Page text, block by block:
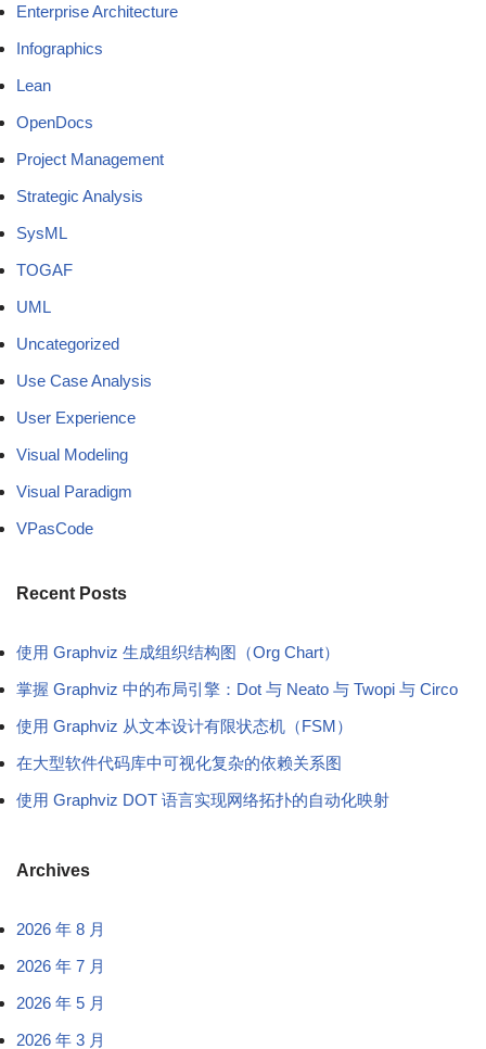
Enterprise Architecture
Infographics
Lean
OpenDocs
Project Management
Strategic Analysis
SysML
TOGAF
UML
Uncategorized
Use Case Analysis
User Experience
Visual Modeling
Visual Paradigm
VPasCode
Recent Posts
使用 Graphviz 生成组织结构图（Org Chart）
掌握 Graphviz 中的布局引擎：Dot 与 Neato 与 Twopi 与 Circo
使用 Graphviz 从文本设计有限状态机（FSM）
在大型软件代码库中可视化复杂的依赖关系图
使用 Graphviz DOT 语言实现网络拓扑的自动化映射
Archives
2026 年 8 月
2026 年 7 月
2026 年 5 月
2026 年 3 月